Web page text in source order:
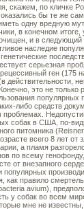
скажем, по кличке
бы те же
одну вредную
в конечном итоге,
и в следующий
наследие
серьезная
ген (175
действительности,
это не
либо средств
собак в США, по-
питомника
всего 8 лет
а пламя
по всему
от внезапного
как правило
avium),
у собак во всем
мне не